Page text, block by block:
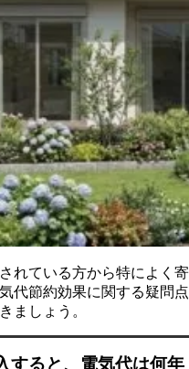
れている方から特によく寄
代節約効果に関する疑問点
ましょう。
すると、電気代は何年